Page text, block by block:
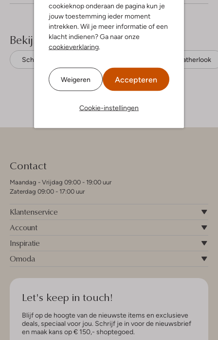
cookieknop onderaan de pagina kun je
jouw toestemming ieder moment
intrekken. Wil je meer informatie of een
klacht indienen? Ga naar onze
cookieverklaring.
Weigeren Accepteren
Cookie-instellingen
Bekijk meer
Schoudertassen Leatherlook
Contact
Maandag - Vrijdag 09:00 - 19:00 uur
Zaterdag 09:00 - 17:00 uur
Klantenservice
Account
Inspiratie
Omoda
Let's keep in touch!
Blijf op de hoogte van de nieuwste items en exclusieve
deals, speciaal voor jou. Schrijf je in voor de nieuwsbrief
en maak kans op € 150,- shoptegoed.